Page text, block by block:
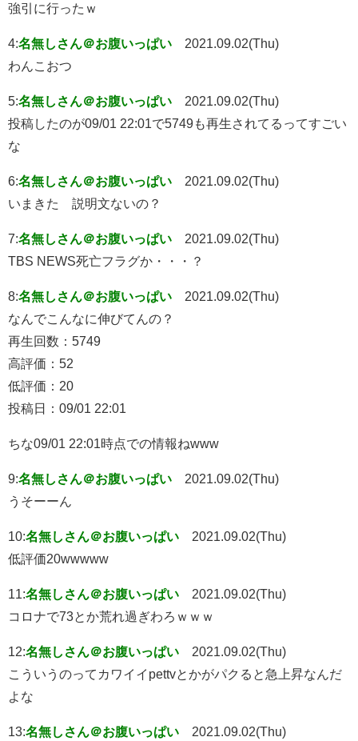
強引に行ったｗ
4:名無しさん＠お腹いっぱい
2021.09.02(Thu)
わんこおつ
5:名無しさん＠お腹いっぱい
2021.09.02(Thu)
投稿したのが09/01 22:01で5749も再生されてるってすごい
な
6:名無しさん＠お腹いっぱい
2021.09.02(Thu)
いまきた 説明文ないの？
7:名無しさん＠お腹いっぱい
2021.09.02(Thu)
TBS NEWS死亡フラグか・・・？
8:名無しさん＠お腹いっぱい
2021.09.02(Thu)
なんでこんなに伸びてんの？
再生回数：5749
高評価：52
低評価：20
投稿日：09/01 22:01
ちな09/01 22:01時点での情報ねwww
9:名無しさん＠お腹いっぱい
2021.09.02(Thu)
うそーーん
10:名無しさん＠お腹いっぱい
2021.09.02(Thu)
低評価20wwwww
11:名無しさん＠お腹いっぱい
2021.09.02(Thu)
コロナで73とか荒れ過ぎわろｗｗｗ
12:名無しさん＠お腹いっぱい
2021.09.02(Thu)
こういうのってカワイイpettvとかがパクると急上昇なんだ
よな
13:名無しさん＠お腹いっぱい
2021.09.02(Thu)